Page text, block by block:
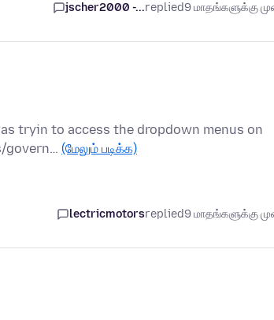
jscher2000 -...replied9 மாதங்களுக்கு
tryin to access the dropdown menus on
govern… (மேலும் படிக்க)
lectricmotorsreplied9 மாதங்களுக்கு